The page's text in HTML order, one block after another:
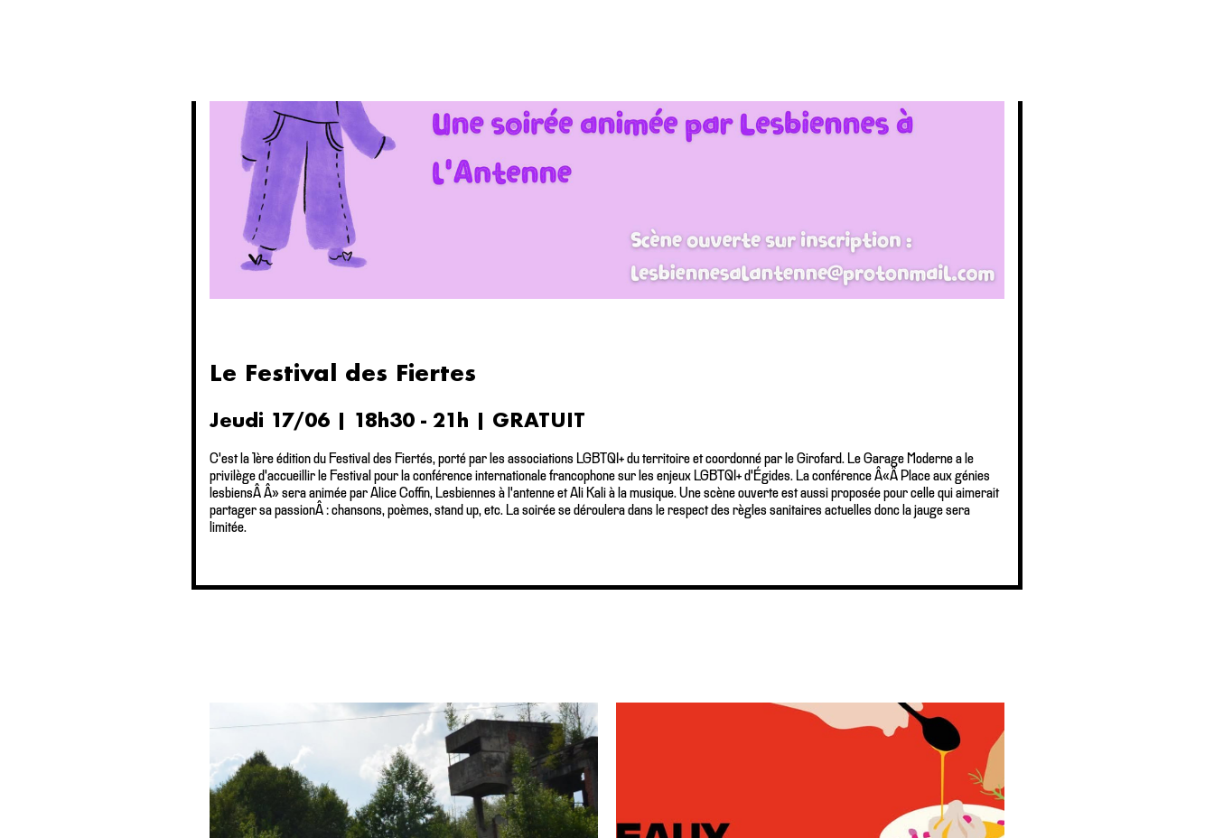
Le Festival des Fiertes
Jeudi 17/06 | 18h30 - 21h | GRATUIT
C'est la 1ère édition du Festival des Fiertés, porté par les associations LGBTQI+ du territoire et coordonné par le Girofard. Le Garage Moderne a le
privilège d'accueillir le Festival pour la conférence internationale francophone sur les enjeux LGBTQI+ d'Égides. La conférence Â«Â Place aux génies
lesbiensÂ Â» sera animée par Alice Coffin, Lesbiennes à l'antenne et Ali Kali à la musique. Une scène ouverte est aussi proposée pour celle qui aimerait
partager sa passionÂ : chansons, poèmes, stand up, etc. La soirée se déroulera dans le respect des règles sanitaires actuelles donc la jauge sera
limitée.